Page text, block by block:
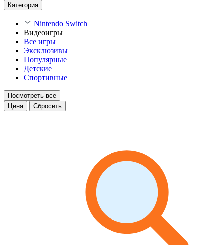
Категория
Nintendo Switch
Видеоигры
Все игры
Эксклюзивы
Популярные
Детские
Спортивные
Посмотреть все
Цена
Сбросить